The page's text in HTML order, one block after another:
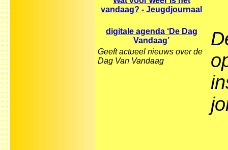
vandaag? - Jeugdjournaal
digitale agenda ‘De Dag
Vandaag’
Geeft actueel nieuws over de
Dag Van Vandaag